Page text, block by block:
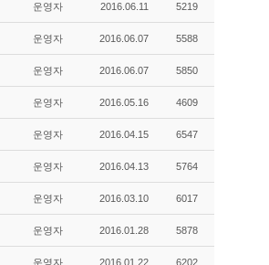
운영자 2016.06.11 5219
운영자 2016.06.07 5588
운영자 2016.06.07 5850
운영자 2016.05.16 4609
운영자 2016.04.15 6547
운영자 2016.04.13 5764
운영자 2016.03.10 6017
운영자 2016.01.28 5878
운영자 2016.01.22 6202